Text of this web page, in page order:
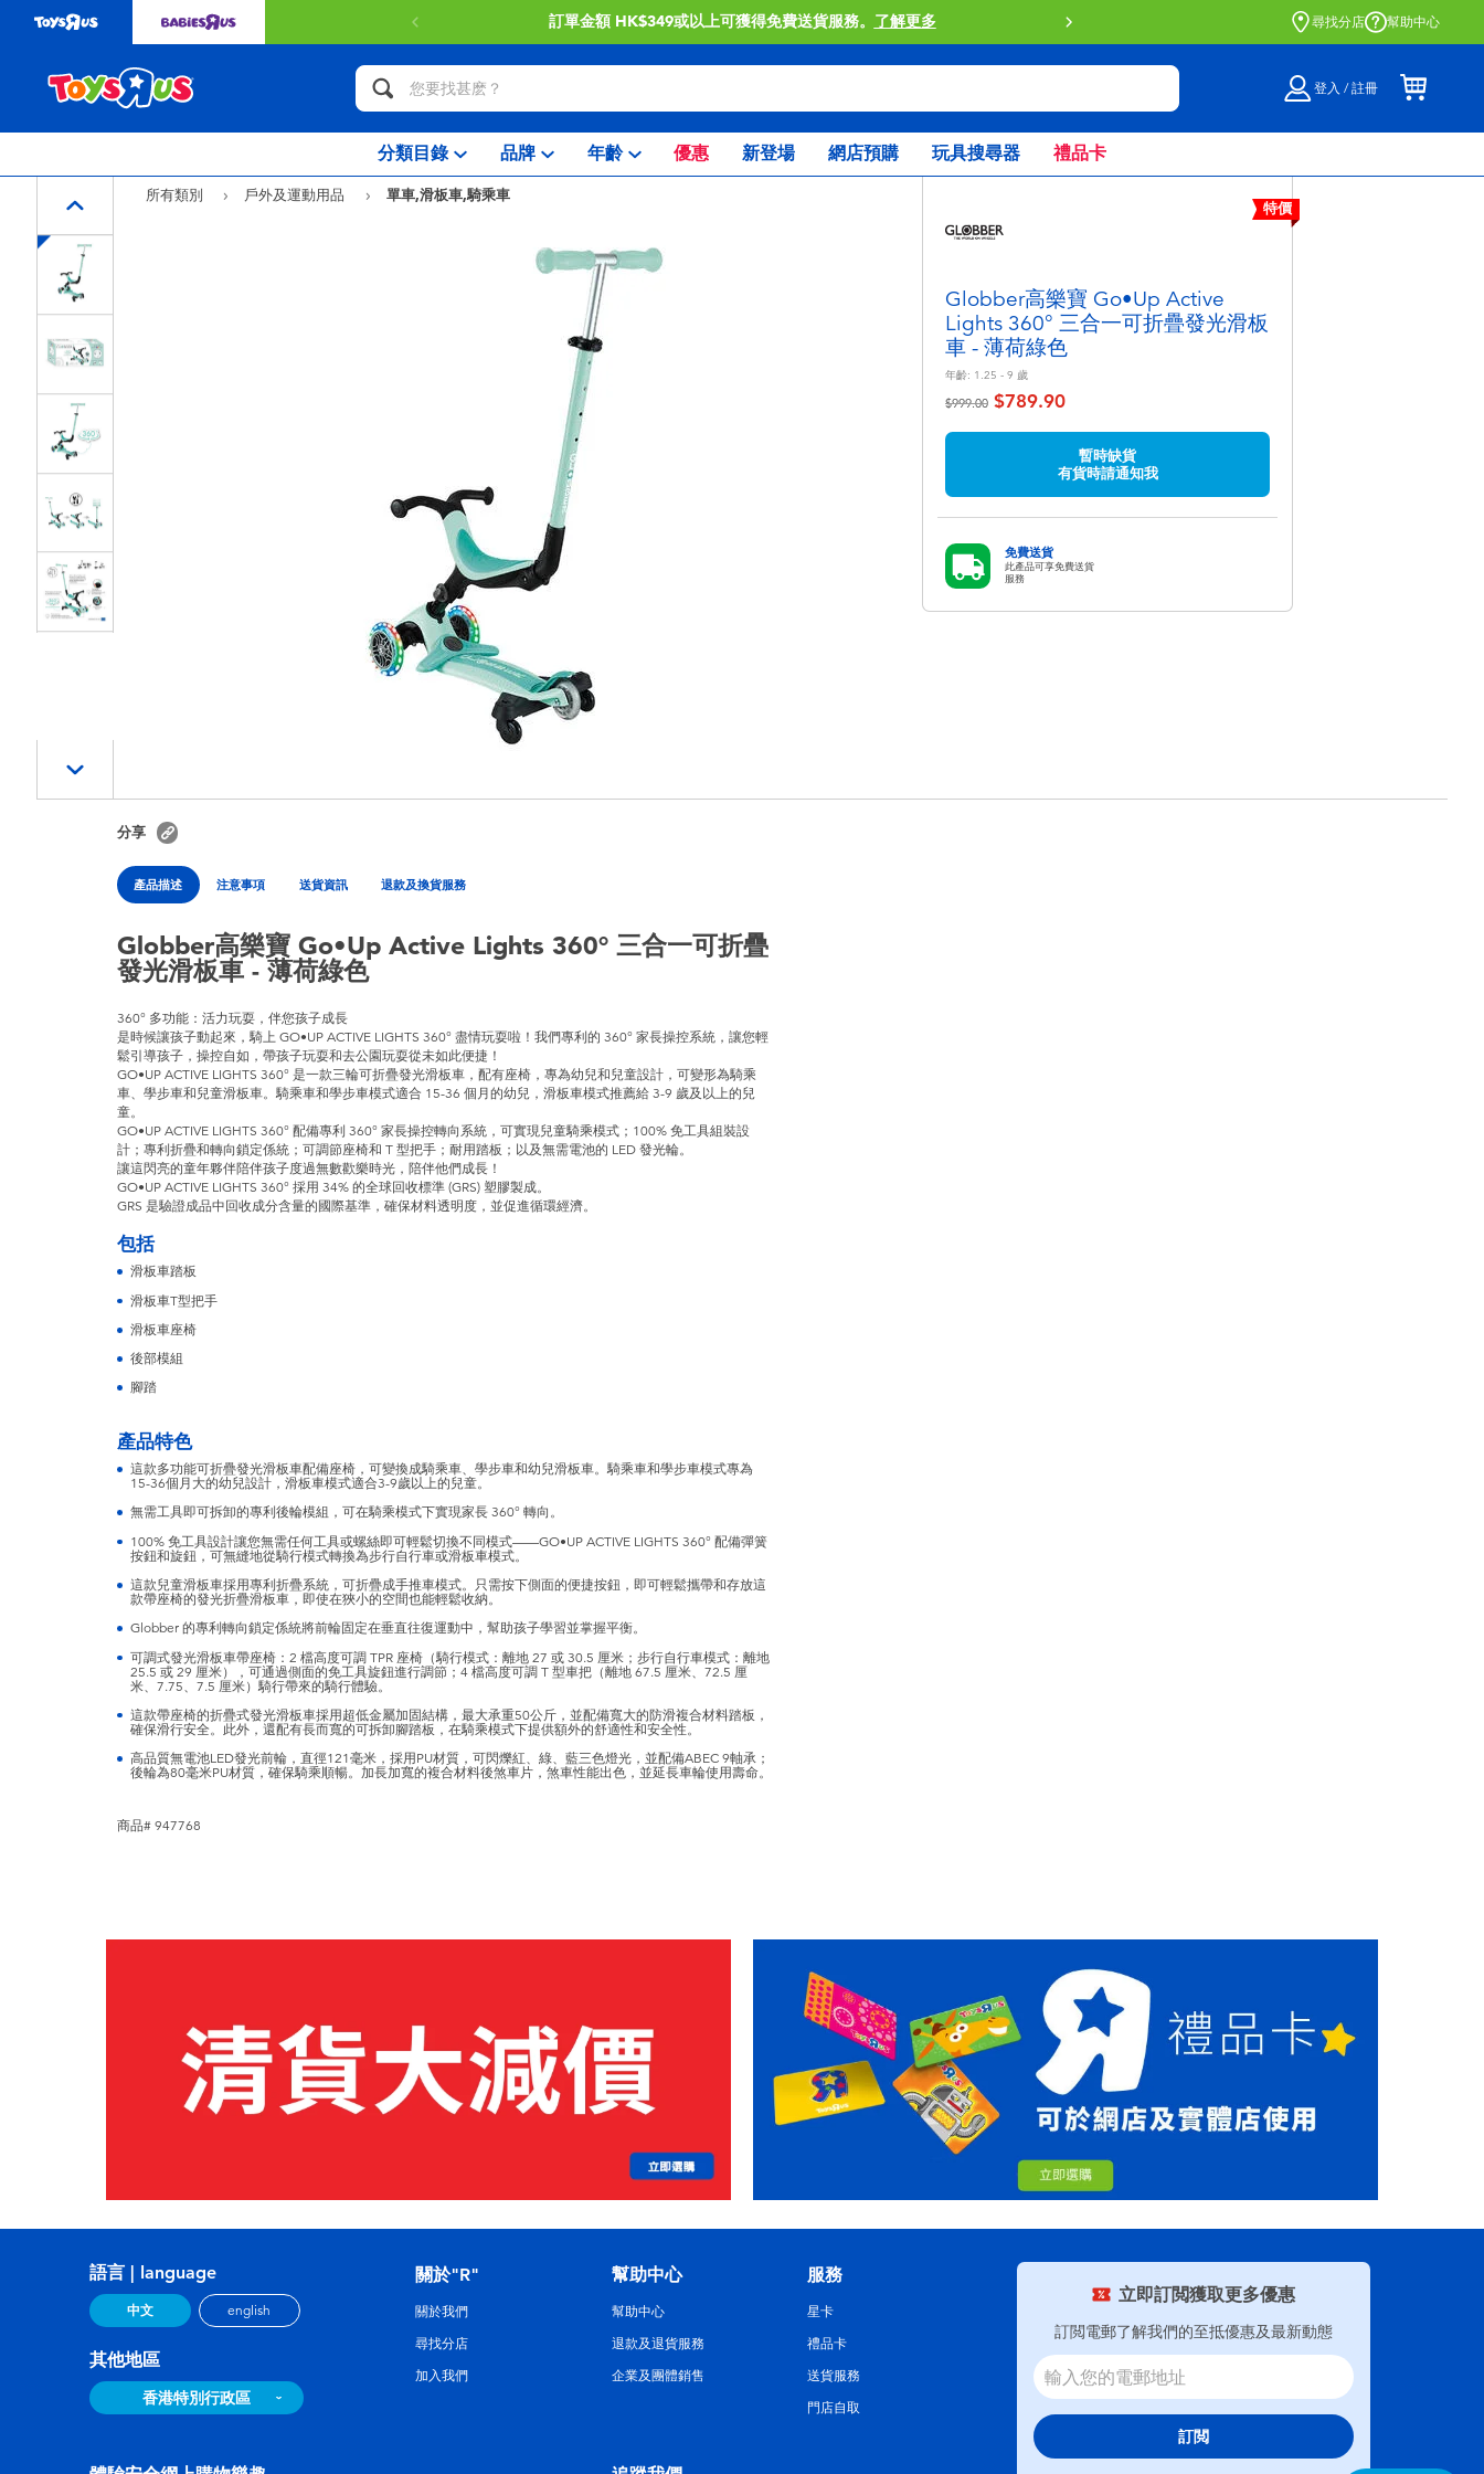
訂單金額 HK$349或以上可獲得免費送貨服務。 了解更多 門店自取服務 網上購買並在店內
尋找分店 幫助中心
登入 / 註冊
分類目錄 品牌 年齡 優惠 新登場 網店預購 玩具搜尋器 禮品卡
所有類別 戶外及運動用品
單車,滑板車,騎乘車
特價
Globber高樂寶 Go•Up Active
Lights 360° 三合一可折疊發光滑板
車 - 薄荷綠色
年齡: 1.25 - 9 歲
價格從
$999.00至$789.90
暫時缺貨
有貨時請通知我
免費送貨
此產品可享免費送貨
服務
分享
產品描述 注意事項 送貨資訊 退款及換貨服務
Globber高樂寶 Go•Up Active Lights 360° 三合一可折疊
發光滑板車 - 薄荷綠色
360° 多功能：活力玩耍，伴您孩子成長
是時候讓孩子動起來，騎上 GO•UP ACTIVE LIGHTS 360° 盡情玩耍啦！我們專利的 360° 家長操控系統，讓您輕
鬆引導孩子，操控自如，帶孩子玩耍和去公園玩耍從未如此便捷！
GO•UP ACTIVE LIGHTS 360° 是一款三輪可折疊發光滑板車，配有座椅，專為幼兒和兒童設計，可變形為騎乘
車、學步車和兒童滑板車。騎乘車和學步車模式適合 15-36 個月的幼兒，滑板車模式推薦給 3-9 歲及以上的兒
童。
GO•UP ACTIVE LIGHTS 360° 配備專利 360° 家長操控轉向系統，可實現兒童騎乘模式；100% 免工具組裝設
計；專利折疊和轉向鎖定係統；可調節座椅和 T 型把手；耐用踏板；以及無需電池的 LED 發光輪。
讓這閃亮的童年夥伴陪伴孩子度過無數歡樂時光，陪伴他們成長！
GO•UP ACTIVE LIGHTS 360° 採用 34% 的全球回收標準 (GRS) 塑膠製成。
GRS 是驗證成品中回收成分含量的國際基準，確保材料透明度，並促進循環經濟。
包括
滑板車踏板
滑板車T型把手
滑板車座椅
後部模組
腳踏
產品特色
這款多功能可折疊發光滑板車配備座椅，可變換成騎乘車、學步車和幼兒滑板車。騎乘車和學步車模式專為
15-36個月大的幼兒設計，滑板車模式適合3-9歲以上的兒童。
無需工具即可拆卸的專利後輪模組，可在騎乘模式下實現家長 360° 轉向。
100% 免工具設計讓您無需任何工具或螺絲即可輕鬆切換不同模式——GO•UP ACTIVE LIGHTS 360° 配備彈簧
按鈕和旋鈕，可無縫地從騎行模式轉換為步行自行車或滑板車模式。
這款兒童滑板車採用專利折疊系統，可折疊成手推車模式。只需按下側面的便捷按鈕，即可輕鬆攜帶和存放這
款帶座椅的發光折疊滑板車，即使在狹小的空間也能輕鬆收納。
Globber 的專利轉向鎖定係統將前輪固定在垂直往復運動中，幫助孩子學習並掌握平衡。
可調式發光滑板車帶座椅：2 檔高度可調 TPR 座椅（騎行模式：離地 27 或 30.5 厘米；步行自行車模式：離地
25.5 或 29 厘米），可通過側面的免工具旋鈕進行調節；4 檔高度可調 T 型車把（離地 67.5 厘米、72.5 厘
米、7.75、7.5 厘米）騎行帶來的騎行體驗。
這款帶座椅的折疊式發光滑板車採用超低金屬加固結構，最大承重50公斤，並配備寬大的防滑複合材料踏板，
確保滑行安全。此外，還配有長而寬的可拆卸腳踏板，在騎乘模式下提供額外的舒適性和安全性。
高品質無電池LED發光前輪，直徑121毫米，採用PU材質，可閃爍紅、綠、藍三色燈光，並配備ABEC 9軸承；
後輪為80毫米PU材質，確保騎乘順暢。加長加寬的複合材料後煞車片，煞車性能出色，並延長車輪使用壽命。
商品# 947768
立即訂閲獲取更多優惠
訂閲電郵了解我們的至抵優惠及最新動態
訂閲
語言 | language
中文 english
其他地區
香港特別行政區
關於"R"
關於我們
尋找分店
加入我們
幫助中心
幫助中心
退款及退貨服務
企業及團體銷售
服務
星卡
禮品卡
送貨服務
門店自取